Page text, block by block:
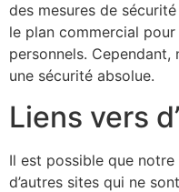
des mesures de
le plan commercial
personnels.
une sécurité absolue.
Liens vers
Il est possible que
d’autres sites qui ne